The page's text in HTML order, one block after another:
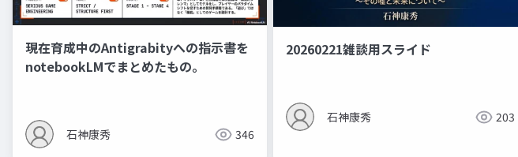
現在育成中のAntigrabityへの指示書を
notebookLMでまとめたもの。
石神康秀 346
20260221雑談用スライド
石神康秀 203